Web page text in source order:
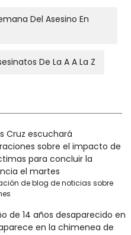
Del Asesino En
De La A A La Z
Cruz escuchará
sobre el impacto de
para concluir la
el martes
de blog de noticias sobre
de 14 años desaparecido en
en la chimenea de